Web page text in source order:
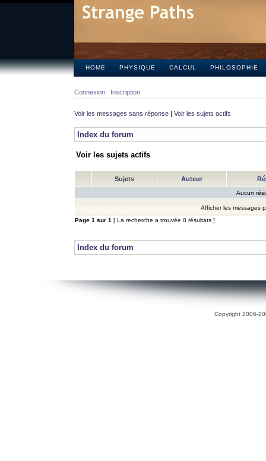
HOME PHYSIQUE CALCUL PHILOSOPHIE
Connexion Inscription
Voir les messages sans réponse | Voir les sujets actifs
Index du forum
Voir les sujets actifs
Sujets Auteur
Aucun
Afficher les messages
Page 1 sur 1 [ La recherche a trouvée 0 résultats ]
Index du forum
Copyright 2006-